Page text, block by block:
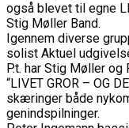
også blevet til egne
Stig Møller Band.
Igennem diverse
solist Aktuel
P.t. har Stig Møller og
“LIVET GROR – OG
skæringer både
genindspilninger.